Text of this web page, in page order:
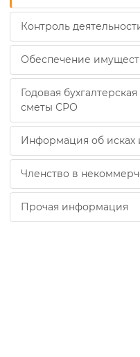
Контроль
Обеспечение
Годовая
сметы СРО
Информация об исках
Членство в
Прочая информация